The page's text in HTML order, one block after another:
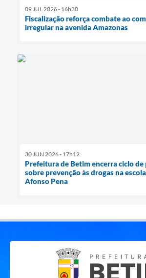
09 JUL 2026 - 16h30
Fiscalização reforça combate ao
irregular na avenida Amazonas
30 JUN 2026 - 17h12
Prefeitura de Betim encerra ciclo de
sobre prevenção às drogas na
Afonso Pena